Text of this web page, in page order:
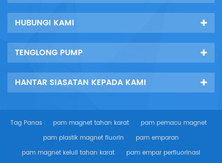
HUBUNGI KAMI
TENGLONG PUMP
HANTAR SIASATAN KEPADA KAMI
Tag Panas : pam magnet tahan karat
pam pemacu magnet
pam plastik magnet fluorin
pam emparan
pam magnet keluli tahan karat
pam empar perfluorinasi